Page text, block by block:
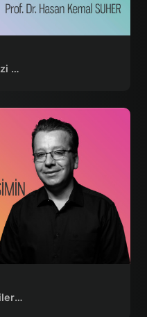
İletişim Becerilerinizi Geliştirin: Yeni Normalde İletişim
Etkili İletişim Becerileri: Oyun ve Sanatla İletişimin Gücünü Keşfedin